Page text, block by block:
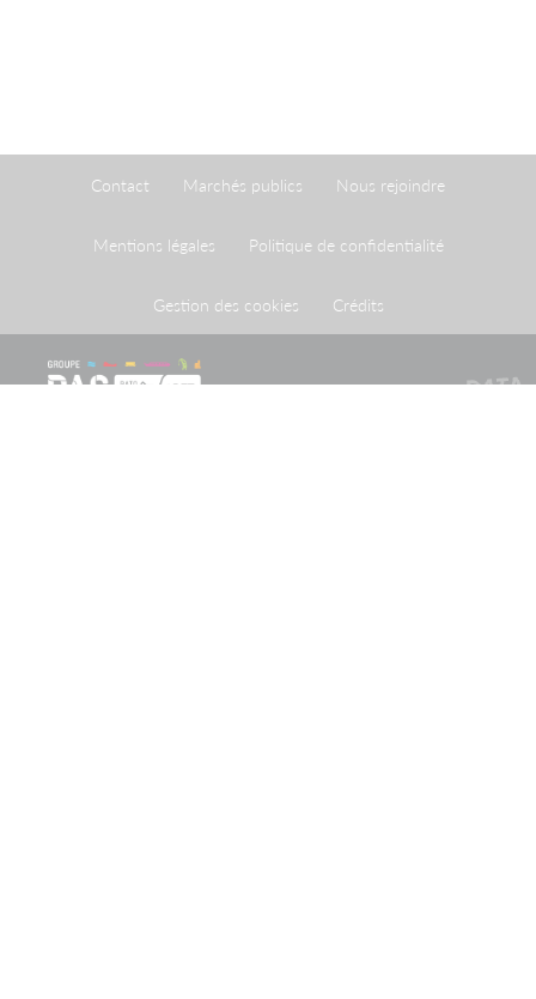
Contact Marchés publics Nous rejoindre
Mentions légales Politique de confidentialité
Gestion des cookies Crédits